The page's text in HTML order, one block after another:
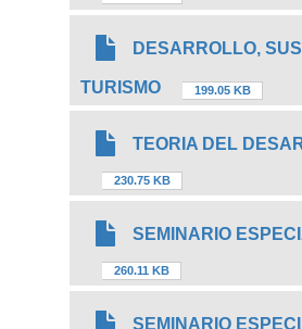
DESARROLLO,
TURISMO 199.05 KB
TEORIA DEL
230.75 KB
SEMINARIO
260.11 KB
SEMINARIO